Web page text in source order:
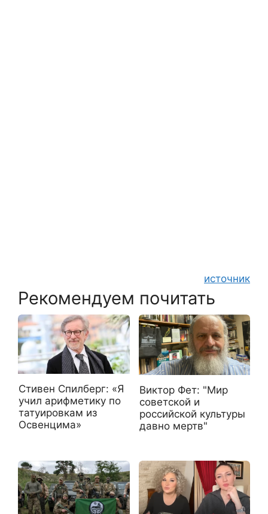
источник
Рекомендуем почитать
Стивен Спилберг: «Я
учил арифметику по
татуировкам из
Освенцима»
Виктор Фет: "Мир
советской и
российской культуры
давно мертв"